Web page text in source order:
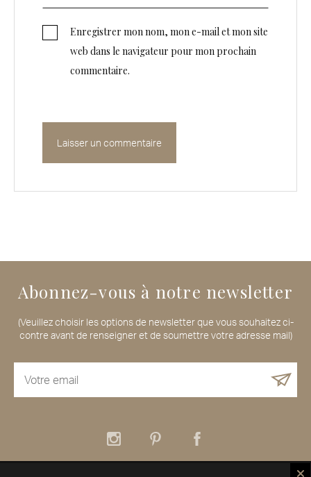
Enregistrer mon nom, mon e-mail et mon site
web dans le navigateur pour mon prochain
commentaire.
Abonnez-vous à notre newsletter
(Veuillez choisir les options de newsletter que vous souhaitez ci-
contre avant de renseigner et de soumettre votre adresse mail)